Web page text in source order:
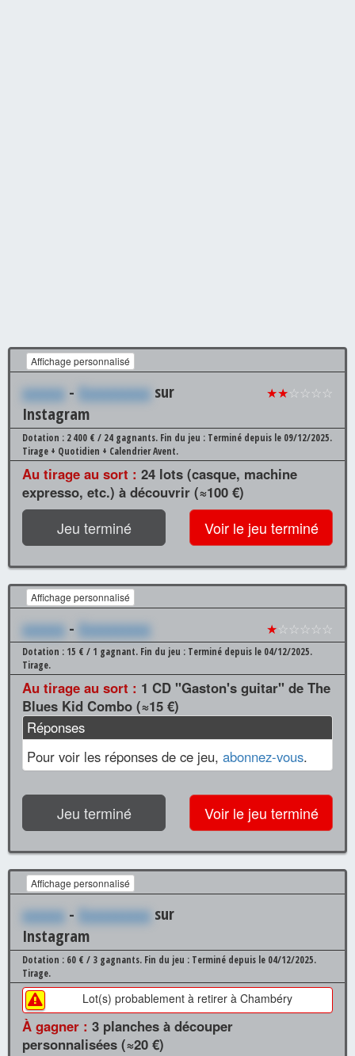
Affichage personnalisé
xxxxxx - Xxxxxxxxxx sur
Instagram
★★☆☆☆☆
Dotation : 2 400 € / 24 gagnants. Fin du jeu : Terminé depuis le 09/12/2025.
Tirage + Quotidien + Calendrier Avent.
Au tirage au sort : 24 lots (casque, machine
expresso, etc.) à découvrir (≈100 €)
Jeu terminé Voir le jeu terminé
Affichage personnalisé
xxxxxx - Xxxxxxxxxx ★☆☆☆☆☆
Dotation : 15 € / 1 gagnant. Fin du jeu : Terminé depuis le 04/12/2025.
Tirage.
Au tirage au sort : 1 CD "Gaston's guitar" de The
Blues Kid Combo (≈15 €)
Réponses
Pour voir les réponses de ce jeu, abonnez-vous.
Jeu terminé Voir le jeu terminé
Affichage personnalisé
xxxxxx - Xxxxxxxxxx sur
Instagram
Dotation : 60 € / 3 gagnants. Fin du jeu : Terminé depuis le 04/12/2025.
Tirage.
Lot(s) probablement à retirer à Chambéry
À gagner : 3 planches à découper
personnalisées (≈20 €)